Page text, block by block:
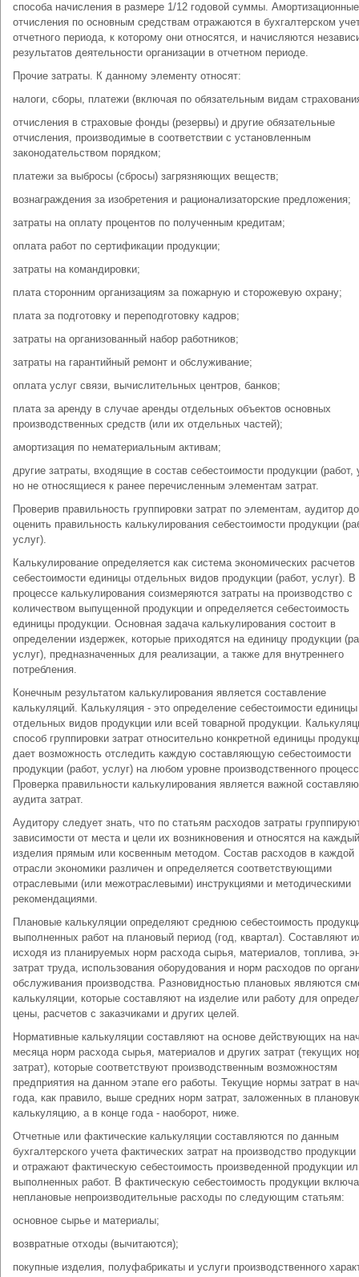
способа начисления в размере 1/12 годовой суммы. Амортизационные
отчисления по основным средствам отражаются в бухгалтерском
отчетного периода, к которому они относятся, и начисляются
результатов деятельности организации в отчетном периоде.
Прочие затраты. К данному элементу относят:
налоги, сборы, платежи (включая по обязательным видам
отчисления в страховые фонды (резервы) и другие обязательные
отчисления, производимые в соответствии с установленным
законодательством порядком;
платежи за выбросы (сбросы) загрязняющих веществ;
вознаграждения за изобретения и рационализаторские предложения;
затраты на оплату процентов по полученным кредитам;
оплата работ по сертификации продукции;
затраты на командировки;
плата сторонним организациям за пожарную и сторожевую охрану;
плата за подготовку и переподготовку кадров;
затраты на организованный набор работников;
затраты на гарантийный ремонт и обслуживание;
оплата услуг связи, вычислительных центров, банков;
плата за аренду в случае аренды отдельных объектов основных
производственных средств (или их отдельных частей);
амортизация по нематериальным активам;
другие затраты, входящие в состав себестоимости продукции (работ,
но не относящиеся к ранее перечисленным элементам затрат.
Проверив правильность группировки затрат по элементам, аудитор
оценить правильность калькулирования себестоимости продукции
услуг).
Калькулирование определяется как система экономических расчетов
себестоимости единицы отдельных видов продукции (работ, услуг). В
процессе калькулирования соизмеряются затраты на производство с
количеством выпущенной продукции и определяется себестоимость
единицы продукции. Основная задача калькулирования состоит в
определении издержек, которые приходятся на единицу продукции
услуг), предназначенных для реализации, а также для внутреннего
потребления.
Конечным результатом калькулирования является составление
калькуляций. Калькуляция - это определение себестоимости единицы
отдельных видов продукции или всей товарной продукции.
способ группировки затрат относительно конкретной единицы
дает возможность отследить каждую составляющую себестоимости
продукции (работ, услуг) на любом уровне производственного
Проверка правильности калькулирования является важной
аудита затрат.
Аудитору следует знать, что по статьям расходов затраты
зависимости от места и цели их возникновения и относятся на
изделия прямым или косвенным методом. Состав расходов в каждой
отрасли экономики различен и определяется соответствующими
отраслевыми (или межотраслевыми) инструкциями и методическими
рекомендациями.
Плановые калькуляции определяют среднюю себестоимость
выполненных работ на плановый период (год, квартал). Составляют
исходя из планируемых норм расхода сырья, материалов, топлива,
затрат труда, использования оборудования и норм расходов по
обслуживания производства. Разновидностью плановых являются
калькуляции, которые составляют на изделие или работу для
цены, расчетов с заказчиками и других целей.
Нормативные калькуляции составляют на основе действующих на
месяца норм расхода сырья, материалов и других затрат (текущих
затрат), которые соответствуют производственным возможностям
предприятия на данном этапе его работы. Текущие нормы затрат в
года, как правило, выше средних норм затрат, заложенных в
калькуляцию, а в конце года - наоборот, ниже.
Отчетные или фактические калькуляции составляются по данным
бухгалтерского учета фактических затрат на производство продукции
и отражают фактическую себестоимость произведенной продукции
выполненных работ. В фактическую себестоимость продукции
неплановые непроизводительные расходы по следующим статьям:
основное сырье и материалы;
возвратные отходы (вычитаются);
покупные изделия, полуфабрикаты и услуги производственного